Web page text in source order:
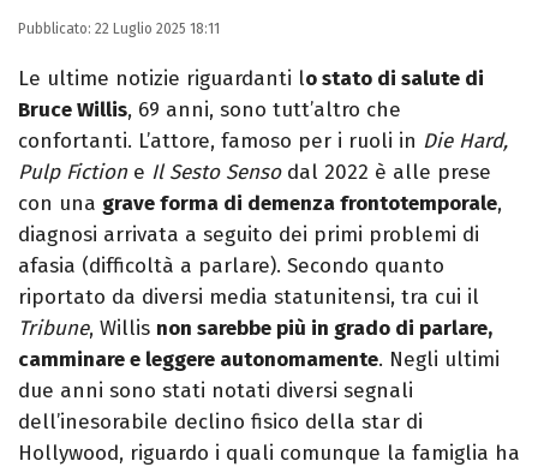
Pubblicato: 22 Luglio 2025 18:11
Le ultime notizie riguardanti lo stato di salute di
Bruce Willis, 69 anni, sono tutt’altro che
confortanti. L’attore, famoso per i ruoli in Die Hard,
Pulp Fictione Il Sesto Sensodal 2022 è alle prese
con una grave forma di demenza frontotemporale,
diagnosi arrivata a seguito dei primi problemi di
afasia (difficoltà a parlare). Secondo quanto
riportato da diversi media statunitensi, tra cui il
Tribune, Willis non sarebbe più in grado di parlare,
camminare e leggere autonomamente. Negli ultimi
due anni sono stati notati diversi segnali
dell’inesorabile declino fisico della star di
Hollywood, riguardo i quali comunque la famiglia ha